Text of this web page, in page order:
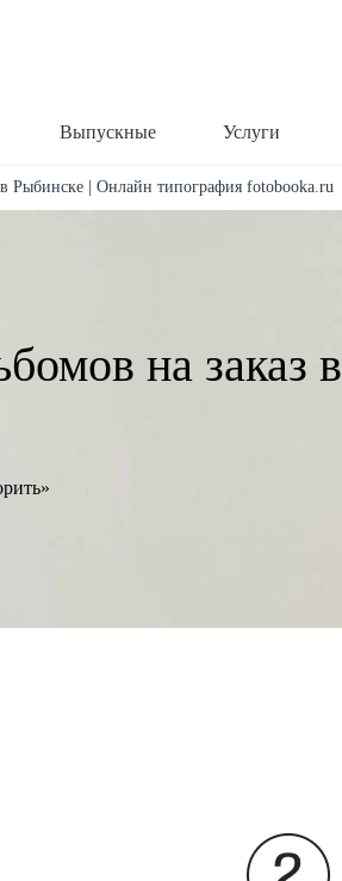
Выпускные Услуги
Рыбинске | Онлайн типография fotobooka.ru
на заказ в